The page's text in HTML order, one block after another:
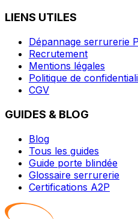
LIENS UTILES
Dépannage serrurerie
Recrutement
Mentions légales
Politique de
CGV
GUIDES & BLOG
Blog
Tous les guides
Guide porte blindée
Glossaire serrurerie
Certifications A2P